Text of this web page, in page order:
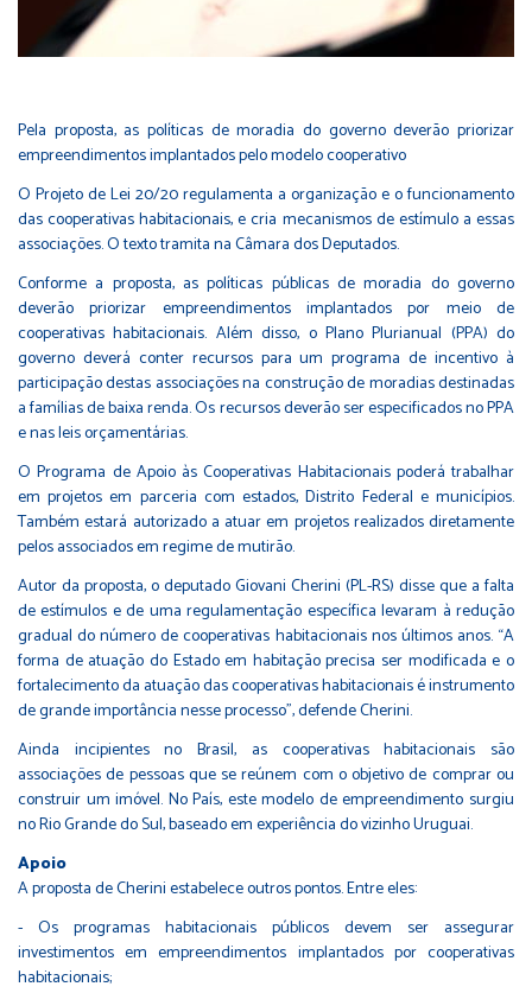
Pela proposta, as políticas de moradia do governo deverão priorizar
empreendimentos implantados pelo modelo cooperativo
O Projeto de Lei 20/20 regulamenta a organização e o funcionamento
das cooperativas habitacionais, e cria mecanismos de estímulo a essas
associações. O texto tramita na Câmara dos Deputados.
Conforme a proposta, as políticas públicas de moradia do governo
deverão priorizar empreendimentos implantados por meio de
cooperativas habitacionais. Além disso, o Plano Plurianual (PPA) do
governo deverá conter recursos para um programa de incentivo à
participação destas associações na construção de moradias destinadas
a famílias de baixa renda. Os recursos deverão ser especificados no PPA
e nas leis orçamentárias.
O Programa de Apoio às Cooperativas Habitacionais poderá trabalhar
em projetos em parceria com estados, Distrito Federal e municípios.
Também estará autorizado a atuar em projetos realizados diretamente
pelos associados em regime de mutirão.
Autor da proposta, o deputadoGiovani Cherini (PL-RS) disse que a falta
de estímulos e de uma regulamentação específica levaram à redução
gradual do número de cooperativas habitacionais nos últimos anos. “A
forma de atuação do Estado em habitação precisa ser modificada e o
fortalecimento da atuação das cooperativas habitacionais é instrumento
de grande importância nesse processo”, defende Cherini.
Ainda incipientes no Brasil, as cooperativas habitacionais são
associações de pessoas que se reúnem com o objetivo de comprar ou
construir um imóvel. No País, este modelo de empreendimento surgiu
no Rio Grande do Sul, baseado em experiência do vizinho Uruguai.
Apoio
A proposta de Cherini estabelece outros pontos. Entre eles:
- Os programas habitacionais públicos devem ser assegurar
investimentos em empreendimentos implantados por cooperativas
habitacionais;